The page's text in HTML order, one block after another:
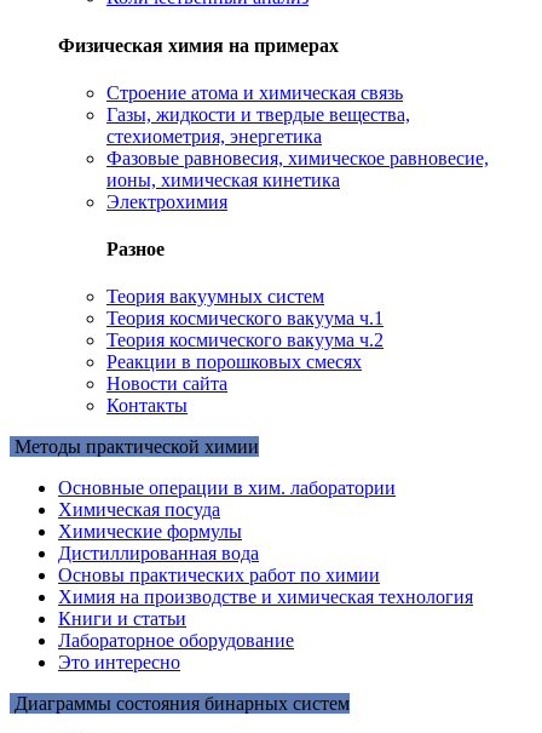
Физическая химия на примерах
Cтроение атома и химическая связь
Газы, жидкости и твердые вещества,
стехиометрия, энергетика
Фазовые равновесия, химическое равновесие,
ионы, химическая кинетика
Электрохимия
Разное
Теория вакуумных систем
Теория космического вакуума ч.1
Теория космического вакуума ч.2
Реакции в порошковых смесях
Новости сайта
Контакты
Методы практической химии
Основные операции в хим. лаборатории
Химическая посуда
Химические формулы
Дистиллированная вода
Основы практических работ по химии
Химия на производстве и химическая технология
Книги и статьи
Лабораторное оборудование
Это интересно
Диаграммы состояния бинарных систем